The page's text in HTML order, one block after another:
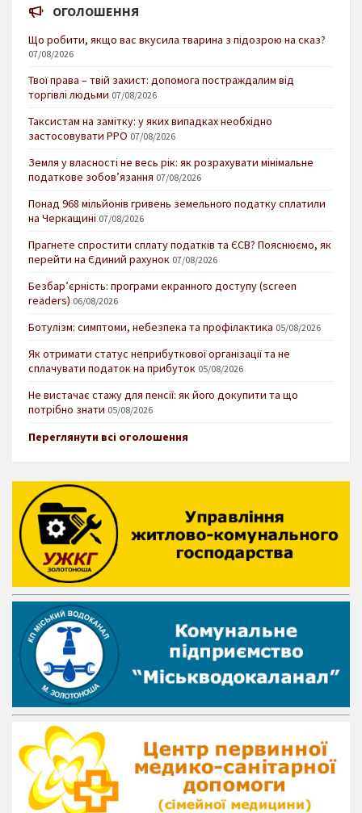
ОГОЛОШЕННЯ
Що робити, якщо вас вкусила тварина з підозрою на сказ?
07/08/2026
Твої права – твій захист: допомога постраждалим від
торгівлі людьми 07/08/2026
Таксистам на замітку: у яких випадках необхідно
застосовувати РРО 07/08/2026
Земля у власності не весь рік: як розрахувати мінімальне
податкове зобов’язання 07/08/2026
Понад 968 мільйонів гривень земельного податку сплатили
на Черкащині 07/08/2026
Прагнете спростити сплату податків та ЄСВ? Пояснюємо, як
перейти на Єдиний рахунок 07/08/2026
Безбар’єрність: програми екранного доступу (screen
readers) 06/08/2026
Ботулізм: симптоми, небезпека та профілактика 05/08/2026
Як отримати статус неприбуткової організації та не
сплачувати податок на прибуток 05/08/2026
Не вистачає стажу для пенсії: як його докупити та що
потрібно знати 05/08/2026
Переглянути всі оголошення